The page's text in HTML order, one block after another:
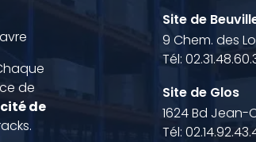
de
de
Site de
9 Chem. des
Tél:
Site de Glos
1624 Bd Jean-
Tél: